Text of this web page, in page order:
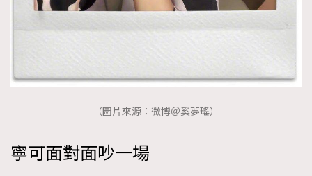
（圖片來源：微博＠奚夢瑤）
寧可面對面吵一場